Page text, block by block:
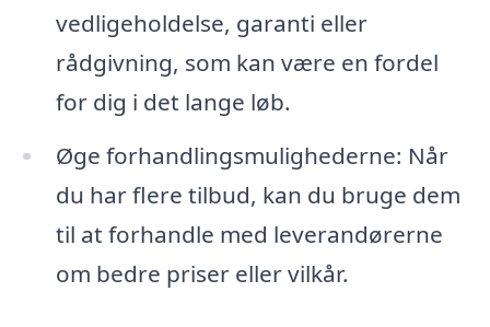
vedligeholdelse, garanti eller
rådgivning, som kan være en fordel
for dig i det lange løb.
Øge forhandlingsmulighederne: Når
du har flere tilbud, kan du bruge dem
til at forhandle med leverandørerne
om bedre priser eller vilkår.